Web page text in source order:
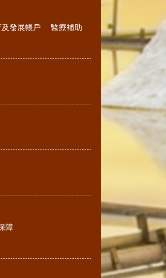
發展帳戶 醫療補助
障